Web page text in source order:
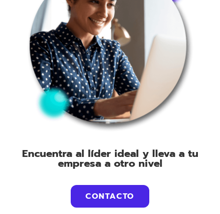
Encuentra al líder ideal y lleva a tu
empresa a otro nivel
CONTACTO